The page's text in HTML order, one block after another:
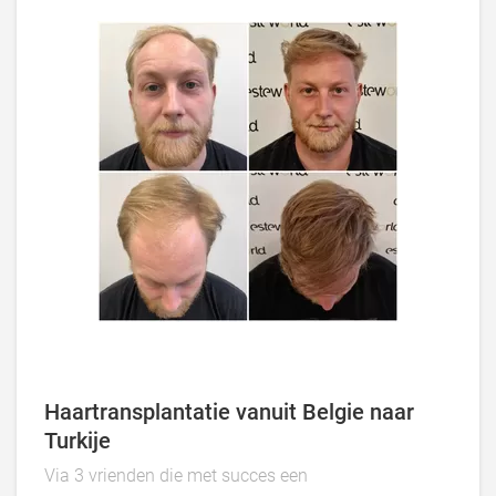
Haartransplantatie vanuit Belgie naar
Turkije
Via 3 vrienden die met succes een